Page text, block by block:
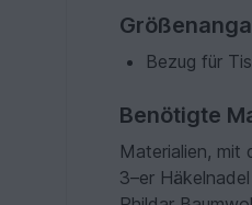
Bezug für
Benötigte
Materialien, mit
3–er Häkelnadel